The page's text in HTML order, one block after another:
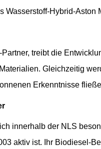
Wasserstoff-Hybrid-Aston
treibt die
Gleichzeitig
Erkenntnisse
innerhalb der NLS
aktiv ist. Ihr Biodiesel-